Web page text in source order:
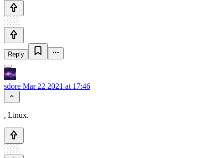
Reply
sdore Mar 22 2021 at 17:46
, Linux.